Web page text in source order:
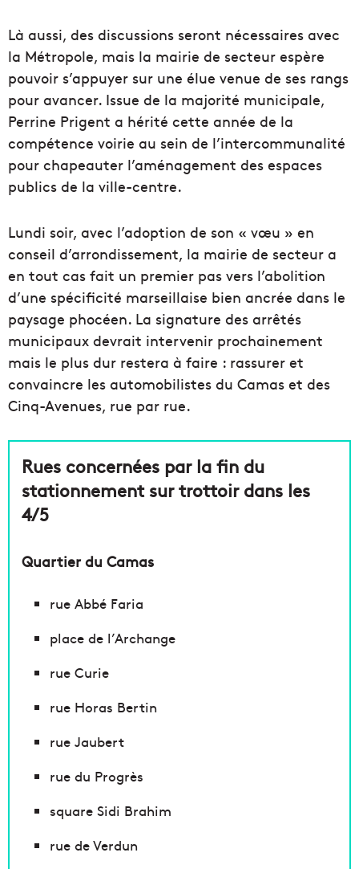
Là aussi, des discussions seront nécessaires avec
la Métropole, mais la mairie de secteur espère
pouvoir s’appuyer sur une élue venue de ses rangs
pour avancer. Issue de la majorité municipale,
Perrine Prigent a hérité cette année de la
compétence voirie au sein de l’intercommunalité
pour chapeauter l’aménagement des espaces
publics de la ville-centre.
Lundi soir, avec l’adoption de son « vœu » en
conseil d’arrondissement, la mairie de secteur a
en tout cas fait un premier pas vers l’abolition
d’une spécificité marseillaise bien ancrée dans le
paysage phocéen. La signature des arrêtés
municipaux devrait intervenir prochainement
mais le plus dur restera à faire : rassurer et
convaincre les automobilistes du Camas et des
Cinq-Avenues, rue par rue.
Rues concernées par la fin du
stationnement sur trottoir dans les
4/5
Quartier du Camas
rue Abbé Faria
place de l’Archange
rue Curie
rue Horas Bertin
rue Jaubert
rue du Progrès
square Sidi Brahim
rue de Verdun